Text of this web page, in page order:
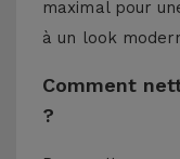
maximal pour
à un look
Comment
?